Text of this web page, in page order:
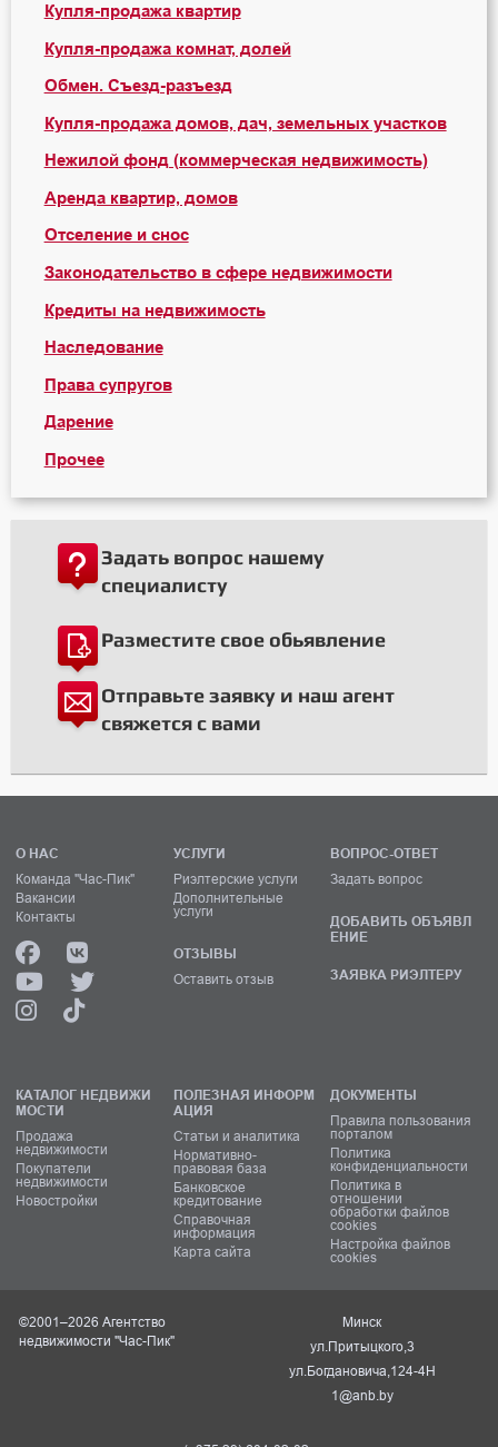
Купля-продажа квартир
Купля-продажа комнат, долей
Обмен. Съезд-разъезд
Купля-продажа домов, дач, земельных участков
Нежилой фонд (коммерческая недвижимость)
Аренда квартир, домов
Отселение и снос
Законодательство в сфере недвижимости
Кредиты на недвижимость
Наследование
Права супругов
Дарение
Прочее
Задать вопрос нашему
специалисту
Разместите свое обьявление
Отправьте заявку и наш агент
свяжется с вами
О НАС
Команда "Час-Пик"
Вакансии
Контакты
УСЛУГИ
Риэлтерские услуги
Дополнительные
услуги
ОТЗЫВЫ
Оставить отзыв
ВОПРОС-ОТВЕТ
Задать вопрос
ДОБАВИТЬ ОБЪЯВЛ
ЕНИЕ
ЗАЯВКА РИЭЛТЕРУ
КАТАЛОГ НЕДВИЖИ
МОСТИ
Продажа
недвижимости
Покупатели
недвижимости
Новостройки
ПОЛЕЗНАЯ ИНФОРМ
АЦИЯ
Статьи и аналитика
Нормативно-
правовая база
Банковское
кредитование
Справочная
информация
Карта сайта
ДОКУМЕНТЫ
Правила пользования
порталом
Политика
конфиденциальности
Политика в
отношении
обработки файлов
cookies
Настройка файлов
cookies
©2001–2026 Агентство
недвижимости "Час-Пик"
Минск
ул.Притыцкого,3
ул.Богдановича,124-4Н
1@anb.by